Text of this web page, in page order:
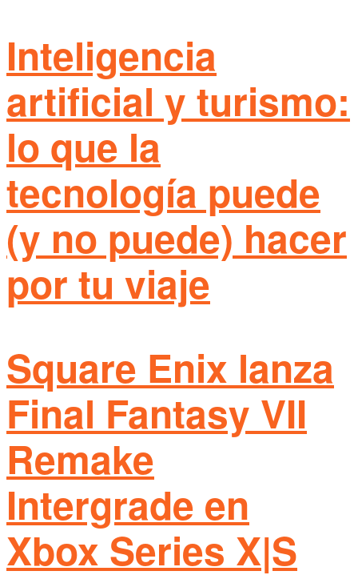
Inteligencia
artificial y turismo:
lo que la
tecnología puede
(y no puede) hacer
por tu viaje
Square Enix lanza
Final Fantasy VII
Remake
Intergrade en
Xbox Series X|S